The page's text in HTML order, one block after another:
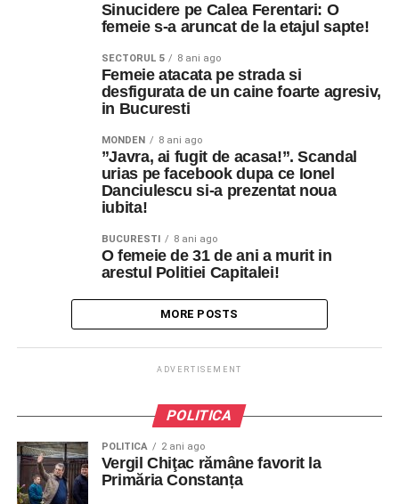
Sinucidere pe Calea Ferentari: O
femeie s-a aruncat de la etajul sapte!
SECTORUL 5 8 ani ago
Femeie atacata pe strada si
desfigurata de un caine foarte agresiv,
in Bucuresti
MONDEN 8 ani ago
”Javra, ai fugit de acasa!”. Scandal
urias pe facebook dupa ce Ionel
Danciulescu si-a prezentat noua
iubita!
BUCURESTI 8 ani ago
O femeie de 31 de ani a murit in
arestul Politiei Capitalei!
MORE POSTS
ADVERTISEMENT
POLITICA
POLITICA 2 ani ago
Vergil Chiţac rămâne favorit la
Primăria Constanța